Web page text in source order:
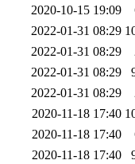
2020-10-15 19:09
2022-01-31 08:29
2022-01-31 08:29
2022-01-31 08:29
2022-01-31 08:29
2020-11-18 17:40
2020-11-18 17:40
2020-11-18 17:40